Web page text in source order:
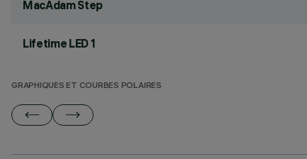
MacAdam Step
Lifetime LED 1
GRAPHIQUES ET COURBES POLAIRES